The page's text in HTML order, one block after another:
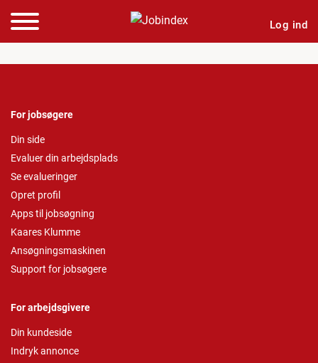
Log ind
For jobsøgere
Din side
Evaluer din arbejdsplads
Se evalueringer
Opret profil
Apps til jobsøgning
Kaares Klumme
Ansøgningsmaskinen
Support for jobsøgere
For arbejdsgivere
Din kundeside
Indryk annonce